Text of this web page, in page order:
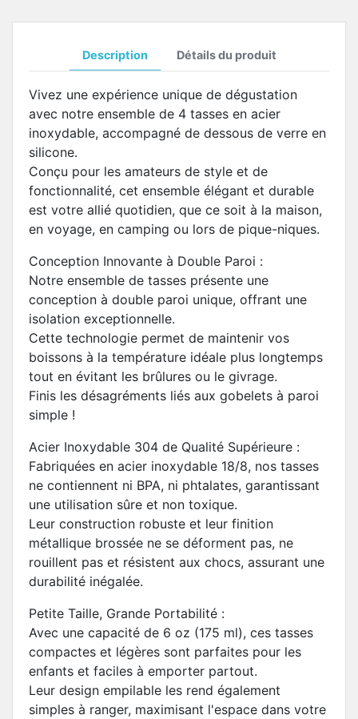
Description Détails du produit
Vivez une expérience unique de dégustation
avec notre ensemble de 4 tasses en acier
inoxydable, accompagné de dessous de verre en
silicone.
Conçu pour les amateurs de style et de
fonctionnalité, cet ensemble élégant et durable
est votre allié quotidien, que ce soit à la maison,
en voyage, en camping ou lors de pique-niques.
Conception Innovante à Double Paroi :
Notre ensemble de tasses présente une
conception à double paroi unique, offrant une
isolation exceptionnelle.
Cette technologie permet de maintenir vos
boissons à la température idéale plus longtemps
tout en évitant les brûlures ou le givrage.
Finis les désagréments liés aux gobelets à paroi
simple !
Acier Inoxydable 304 de Qualité Supérieure :
Fabriquées en acier inoxydable 18/8, nos tasses
ne contiennent ni BPA, ni phtalates, garantissant
une utilisation sûre et non toxique.
Leur construction robuste et leur finition
métallique brossée ne se déforment pas, ne
rouillent pas et résistent aux chocs, assurant une
durabilité inégalée.
Petite Taille, Grande Portabilité :
Avec une capacité de 6 oz (175 ml), ces tasses
compactes et légères sont parfaites pour les
enfants et faciles à emporter partout.
Leur design empilable les rend également
simples à ranger, maximisant l'espace dans votre